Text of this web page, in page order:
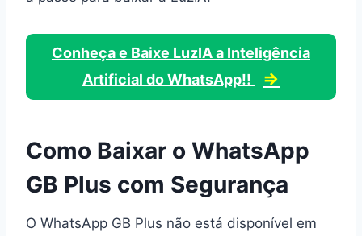
Conheça e Baixe LuzIA a Inteligência
Artificial do WhatsApp!!
⇒
Como Baixar o WhatsApp
GB Plus com Segurança
O WhatsApp GB Plus não está disponível em